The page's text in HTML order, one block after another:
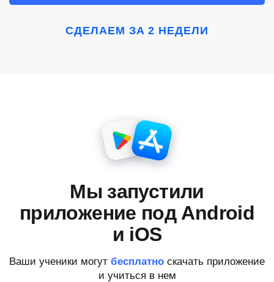
СДЕЛАЕМ ЗА 2 НЕДЕЛИ
Мы запустили
приложение под Android
и iOS
Ваши ученики могут бесплатно скачать приложение
и учиться в нем